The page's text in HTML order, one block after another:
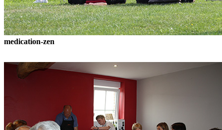
medication-zen